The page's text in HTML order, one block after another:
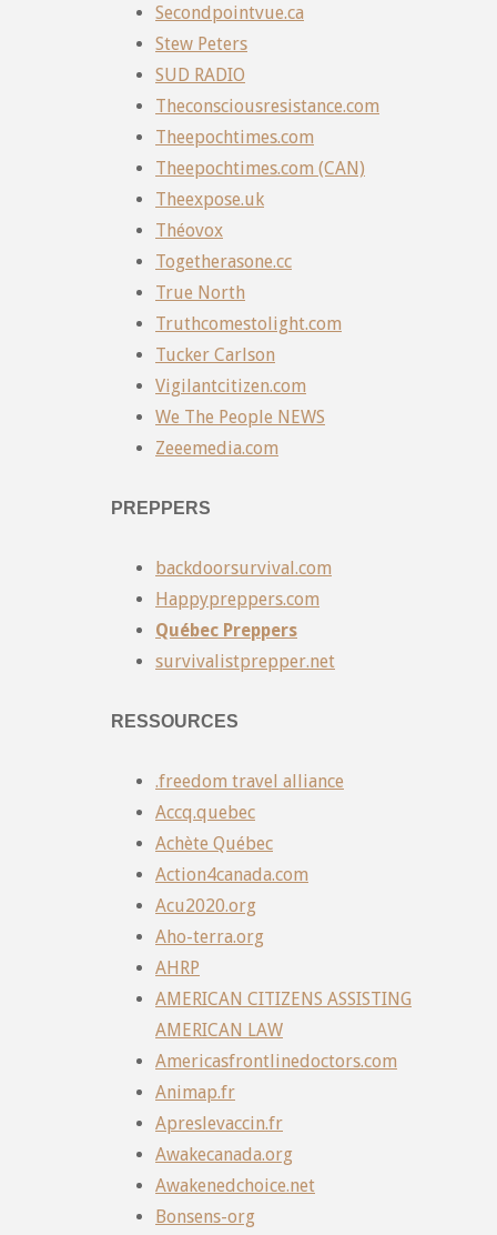
Secondpointvue.ca
Stew Peters
SUD RADIO
Theconsciousresistance.com
Theepochtimes.com
Theepochtimes.com (CAN)
Theexpose.uk
Théovox
Togetherasone.cc
True North
Truthcomestolight.com
Tucker Carlson
Vigilantcitizen.com
We The People NEWS
Zeeemedia.com
PREPPERS
backdoorsurvival.com
Happypreppers.com
Québec Preppers
survivalistprepper.net
RESSOURCES
.freedom travel alliance
Accq.quebec
Achète Québec
Action4canada.com
Acu2020.org
Aho-terra.org
AHRP
AMERICAN CITIZENS ASSISTING
AMERICAN LAW
Americasfrontlinedoctors.com
Animap.fr
Apreslevaccin.fr
Awakecanada.org
Awakenedchoice.net
Bonsens-org